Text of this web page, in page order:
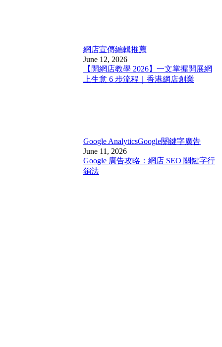
網店宣傳編輯推薦
June 12, 2026
【開網店教學 2026】一文掌握開展網
上生意 6 步流程｜香港網店創業
Google AnalyticsGoogle關鍵字廣告
June 11, 2026
Google 廣告攻略：網店 SEO 關鍵字行
銷法